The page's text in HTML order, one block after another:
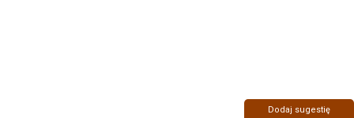
Dodaj sugestię